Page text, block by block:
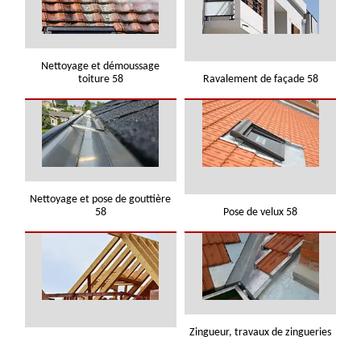
Nettoyage et démoussage
toiture 58
Ravalement de façade 58
Nettoyage et pose de gouttière
58
Pose de velux 58
Zingueur, travaux de zingueries